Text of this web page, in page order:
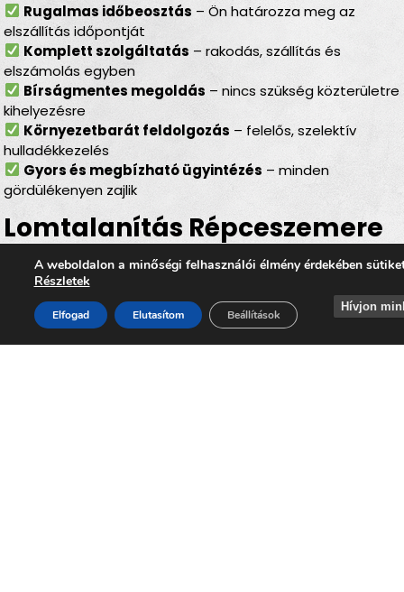
Rugalmas időbeosztás – Ön határozza meg az
elszállítás időpontját
Komplett szolgáltatás – rakodás, szállítás és
elszámolás egyben
Bírságmentes megoldás – nincs szükség közterületre
kihelyezésre
Környezetbarát feldolgozás – felelős, szelektív
hulladékkezelés
Gyors és megbízható ügyintézés – minden
gördülékenyen zajlik
Lomtalanítás Répceszemere
– ideális választás minden
helyzetben
Legyen szófelújításról, költözésről, garázs- vagy
padlásürítésről, esetleg egy örökölt ingatlan
A weboldalon a minőségi felhasználói élmény érdekében
Részletek
Elfogad Elutasítom Beállítások
Hívjon